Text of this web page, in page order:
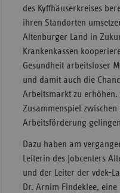
des Kyffhäuserkreises
ihren Standorten
Altenburger Land in
Krankenkassen
Gesundheit arbeitsloser
und damit auch die
Arbeitsmarkt zu erhöhen.
Zusammenspiel zwischen
Arbeitsförderung
Dazu haben am
Leiterin des Jobcenters
und der Leiter der vdek-
Dr. Arnim Findeklee,